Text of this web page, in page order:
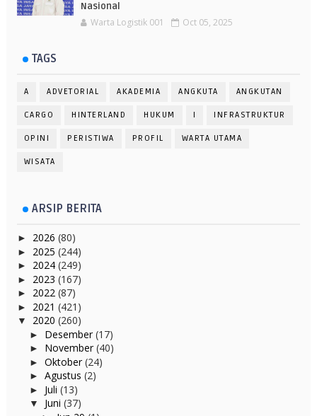
Nasional
Warta Logistik 001 Oct 05, 2025
TAGS
A ADVETORIAL AKADEMIA ANGKUTA ANGKUTAN
CARGO HINTERLAND HUKUM I INFRASTRUKTUR
OPINI PERISTIWA PROFIL WARTA UTAMA
WISATA
ARSIP BERITA
► 2026 (80)
► 2025 (244)
► 2024 (249)
► 2023 (167)
► 2022 (87)
► 2021 (421)
▼ 2020 (260)
► Desember(17)
► November(40)
► Oktober(24)
► Agustus (2)
► Juli (13)
▼ Juni (37)